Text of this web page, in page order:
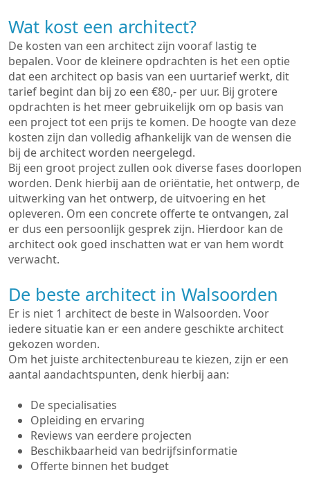
Wat kost een architect?
De kosten van een architect zijn vooraf lastig te
bepalen. Voor de kleinere opdrachten is het een optie
dat een architect op basis van een uurtarief werkt, dit
tarief begint dan bij zo een €80,- per uur. Bij grotere
opdrachten is het meer gebruikelijk om op basis van
een project tot een prijs te komen. De hoogte van deze
kosten zijn dan volledig afhankelijk van de wensen die
bij de architect worden neergelegd.
Bij een groot project zullen ook diverse fases doorlopen
worden. Denk hierbij aan de oriëntatie, het ontwerp, de
uitwerking van het ontwerp, de uitvoering en het
opleveren. Om een concrete offerte te ontvangen, zal
er dus een persoonlijk gesprek zijn. Hierdoor kan de
architect ook goed inschatten wat er van hem wordt
verwacht.
De beste architect in Walsoorden
Er is niet 1 architect de beste in Walsoorden. Voor
iedere situatie kan er een andere geschikte architect
gekozen worden.
Om het juiste architectenbureau te kiezen, zijn er een
aantal aandachtspunten, denk hierbij aan:
De specialisaties
Opleiding en ervaring
Reviews van eerdere projecten
Beschikbaarheid van bedrijfsinformatie
Offerte binnen het budget